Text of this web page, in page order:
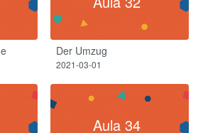
Der Umzug​
2021-03-01
Aula 34